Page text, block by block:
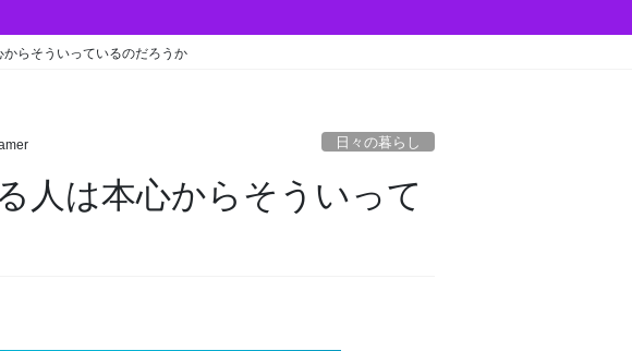
らそういっているのだろうか
日々の暮らし
人は本心からそういって